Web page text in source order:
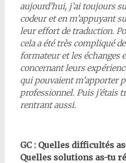
aujourd’hui, j’ai toujours
codeur et en m’appuyant
leur effort de traduction.
cela a été très compliqué
formateur et les échanges
concernant leurs
qui pouvaient m’apporter
professionnel. Puis j’étais
rentrant aussi.
GC : Quelles difficultés
Quelles solutions as-tu